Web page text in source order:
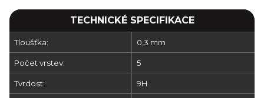
TECHNICKÉ SPECIFIKACE
Tloušťka: 0,3 mm
Počet vrstev: 5
Tvrdost: 9H